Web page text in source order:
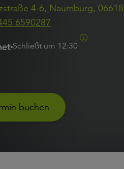
4-6, Naumburg, 06618
6590287
Schließt um 12:30
buchen